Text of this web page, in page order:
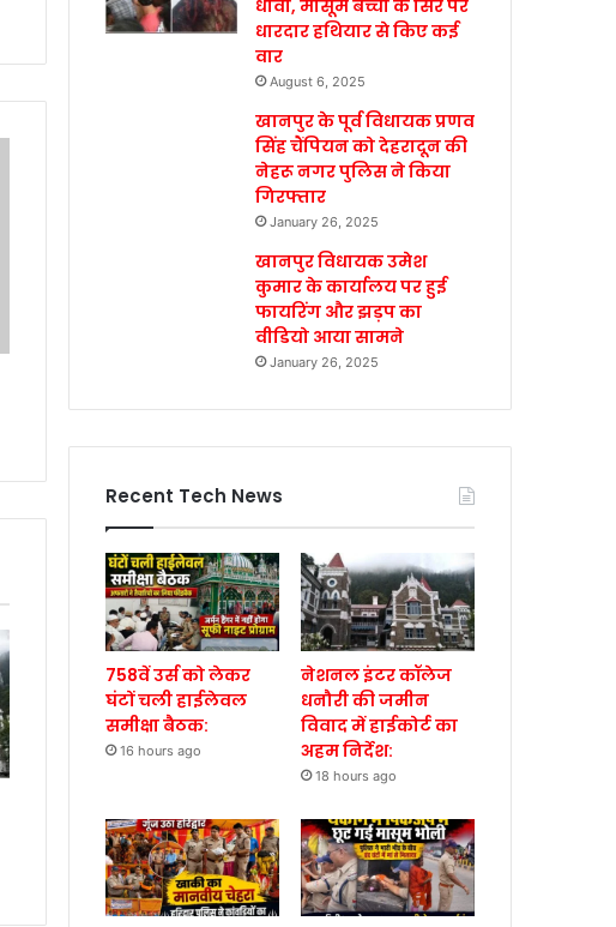
धावा, मासूम बच्ची के सिर पर
धारदार हथियार से किए कई
वार
August 6, 2025
खानपुर के पूर्व विधायक प्रणव
सिंह चैंपियन को देहरादून की
नेहरू नगर पुलिस ने किया
गिरफ्तार
January 26, 2025
खानपुर विधायक उमेश
कुमार के कार्यालय पर हुई
फायरिंग और झड़प का
वीडियो आया सामने
January 26, 2025
Recent Tech News
758वें उर्स को लेकर
घंटों चली हाईलेवल
समीक्षा बैठक:
16 hours ago
नेशनल इंटर कॉलेज
धनौरी की जमीन
विवाद में हाईकोर्ट का
अहम निर्देश:
18 hours ago